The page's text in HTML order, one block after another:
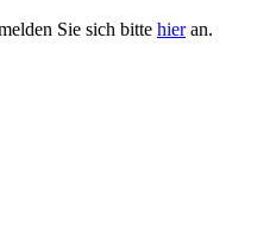
Sie sich bitte hieran.